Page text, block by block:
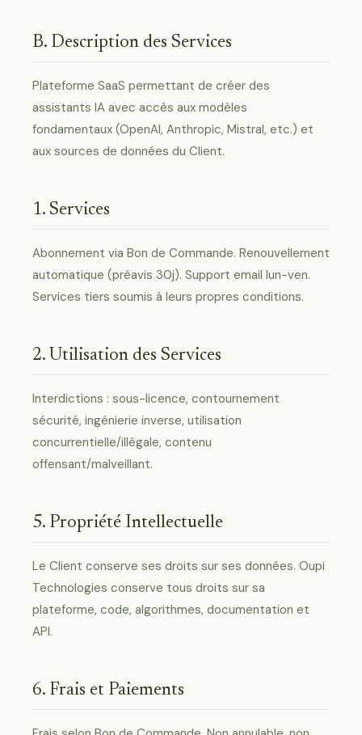
B. Description des Services
Plateforme SaaS permettant de créer des
assistants IA avec accès aux modèles
fondamentaux (OpenAI, Anthropic, Mistral, etc.) et
aux sources de données du Client.
1. Services
Abonnement via Bon de Commande. Renouvellement
automatique (préavis 30j). Support email lun-ven.
Services tiers soumis à leurs propres conditions.
2. Utilisation des Services
Interdictions : sous-licence, contournement
sécurité, ingénierie inverse, utilisation
concurrentielle/illégale, contenu
offensant/malveillant.
5. Propriété Intellectuelle
Le Client conserve ses droits sur ses données. Oupi
Technologies conserve tous droits sur sa
plateforme, code, algorithmes, documentation et
API.
6. Frais et Paiements